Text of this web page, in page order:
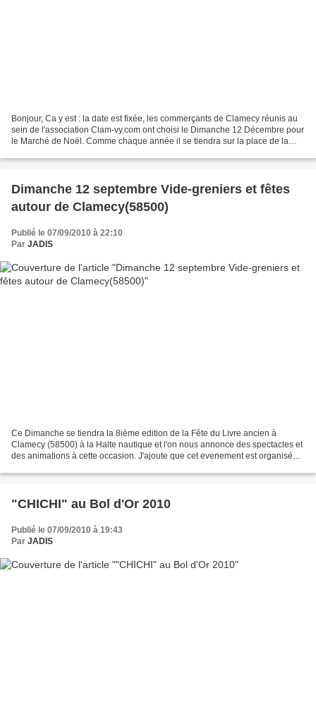
Bonjour, Ca y est : la date est fixée, les commerçants de Clamecy réunis au
sein de l'association Clam-vy.com ont choisi le Dimanche 12 Décembre pour
le Marché de Noël. Comme chaque année il se tiendra sur la place de la
Dimanche 12 septembre Vide-greniers et fêtes
autour de Clamecy(58500)
Publié le 07/09/2010 à 22:10
Par JADIS
Ce Dimanche se tiendra la 8ième edition de la Fête du Livre ancien à
Clamecy (58500) à la Halte nautique et l'on nous annonce des spectacles et
des animations à cette occasion. J'ajoute que cet evenement est organisé
"CHICHI" au Bol d'Or 2010
Publié le 07/09/2010 à 19:43
Par JADIS